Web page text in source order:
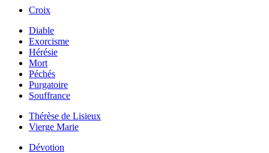
Croix
Diable
Exorcisme
Hérésie
Mort
Péchés
Purgatoire
Souffrance
Thérèse de Lisieux
Vierge Marie
Dévotion